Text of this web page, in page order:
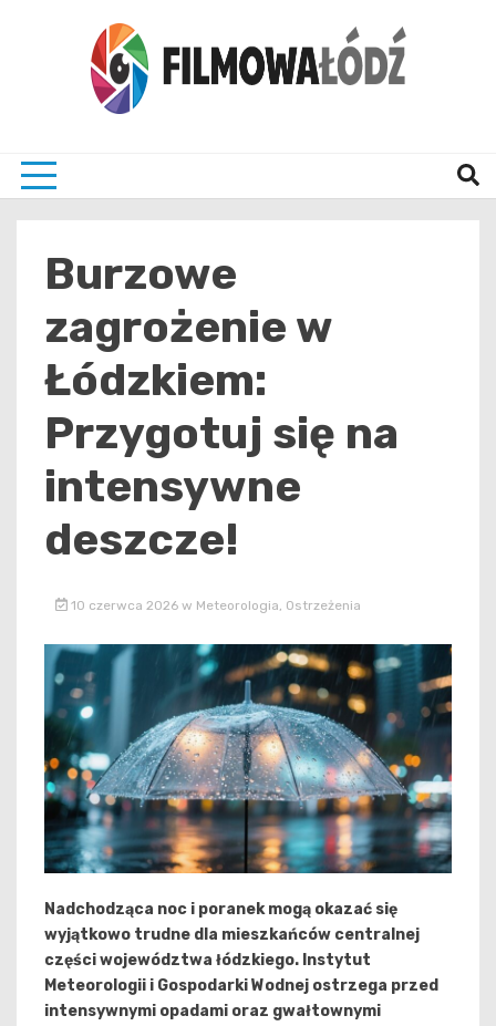
Burzowe
zagrożenie w
Łódzkiem:
Przygotuj się na
intensywne
deszcze!
10 czerwca 2026 w Meteorologia Ostrzeżenia
Nadchodząca noc i poranek mogą okazać się
wyjątkowo trudne dla mieszkańców centralnej
części województwa łódzkiego. Instytut
Meteorologii i Gospodarki Wodnej ostrzega przed
intensywnymi opadami oraz gwałtownymi